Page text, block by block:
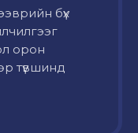
бүх
орон
түвшинд